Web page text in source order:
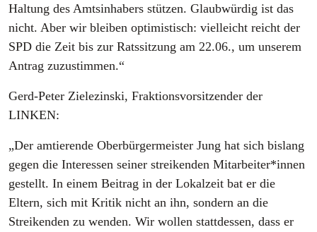
Haltung des Amtsinhabers stützen. Glaubwürdig ist das
nicht. Aber wir bleiben optimistisch: vielleicht reicht der
SPD die Zeit bis zur Ratssitzung am 22.06., um unserem
Antrag zuzustimmen.“
Gerd-Peter Zielezinski, Fraktionsvorsitzender der
LINKEN:
„Der amtierende Oberbürgermeister Jung hat sich bislang
gegen die Interessen seiner streikenden Mitarbeiter*innen
gestellt. In einem Beitrag in der Lokalzeit bat er die
Eltern, sich mit Kritik nicht an ihn, sondern an die
Streikenden zu wenden. Wir wollen stattdessen, dass er